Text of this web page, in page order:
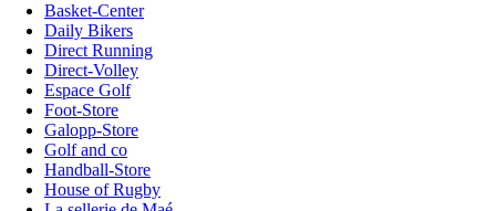
Basket-Center
Daily Bikers
Direct Running
Direct-Volley
Espace Golf
Foot-Store
Galopp-Store
Golf and co
Handball-Store
House of Rugby